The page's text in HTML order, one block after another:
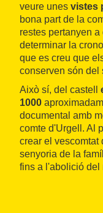
veure unes vistes
bona part de la
restes pertanyen
determinar la
que es creu que
conserven són del
Això sí, del castell
1000
documental amb
comte d'Urgell. Al
crear el vescomtat
senyoria de la
fins a l'abolició del
església